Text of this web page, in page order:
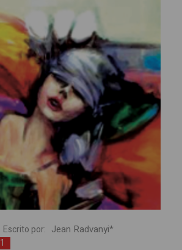
Escrito por: Jean Radvanyi*